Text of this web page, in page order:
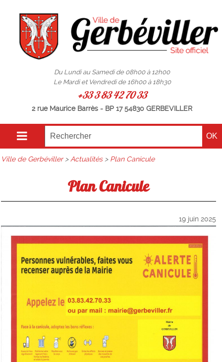
Du Lundi au Samedi de 08h00 à 12h00
Le Mardi et Vendredi de 16h00 à 18h30
+33 3 83 42 70 33
2 rue Maurice Barrès - BP 17 54830 GERBEVILLER
Ville de Gerbéviller>Actualités> Plan Canicule
Plan Canicule
19 juin 2025